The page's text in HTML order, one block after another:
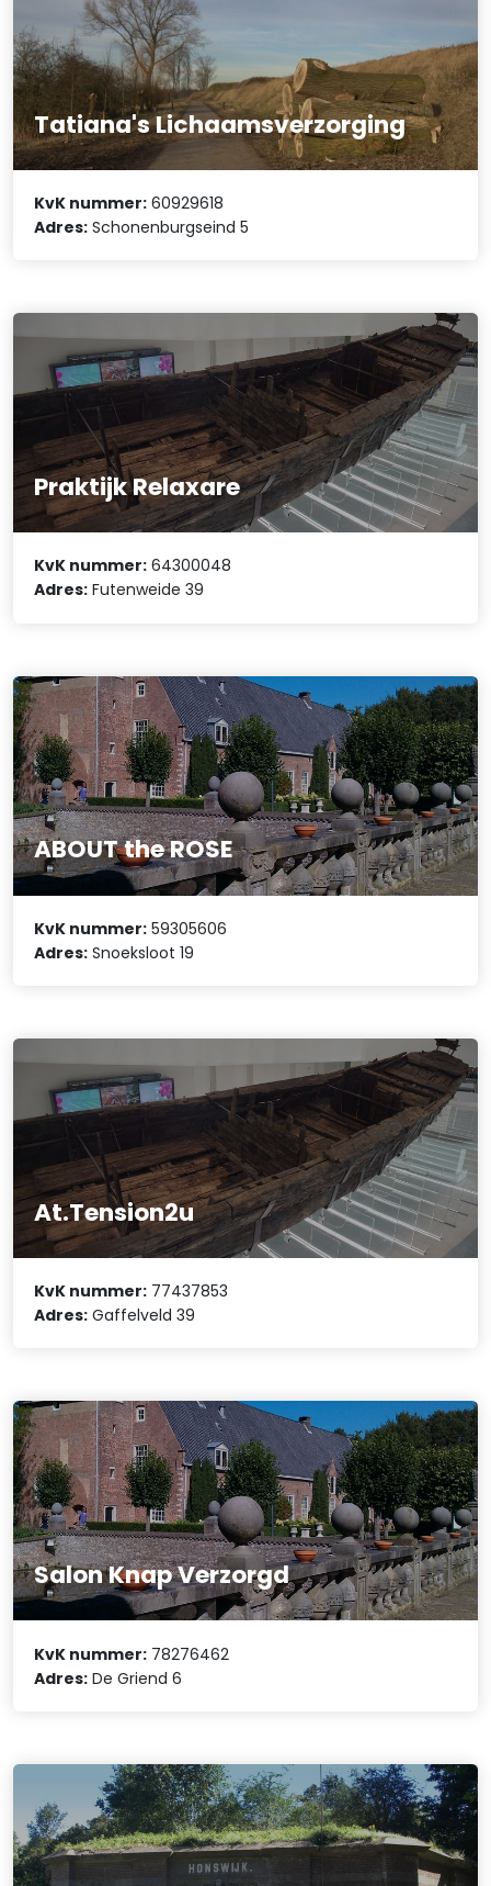
Tatiana's Lichaamsverzorging
KvK nummer: 60929618
Adres: Schonenburgseind 5
Praktijk Relaxare
KvK nummer: 64300048
Adres: Futenweide 39
ABOUT the ROSE
KvK nummer: 59305606
Adres: Snoeksloot 19
At.Tension2u
KvK nummer: 77437853
Adres: Gaffelveld 39
Salon Knap Verzorgd
KvK nummer: 78276462
Adres: De Griend 6